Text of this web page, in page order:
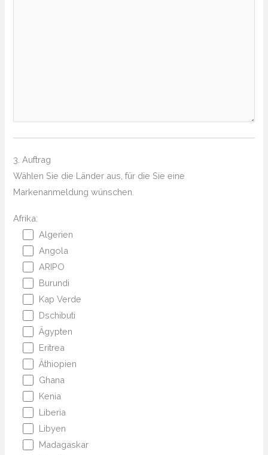
3. Auftrag
Wählen Sie die Länder aus, für die Sie eine
Markenanmeldung wünschen.
Afrika:
Algerien
Angola
ARIPO
Burundi
Kap Verde
Dschibuti
Ägypten
Eritrea
Äthiopien
Ghana
Kenia
Liberia
Libyen
Madagaskar